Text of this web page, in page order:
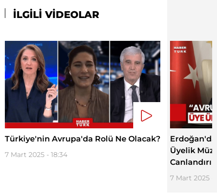
İLGİLİ VİDEOLAR
Türkiye'nin Avrupa'da Rolü Ne Olacak?
7 Mart 2025 - 18:34
Üyelik
7 Mart 2025 -